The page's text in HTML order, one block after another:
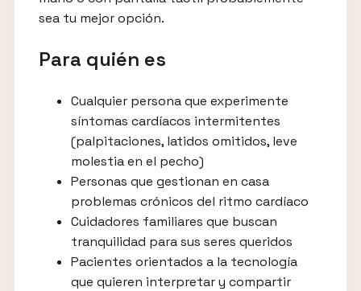
sea tu mejor opción.
Para quién es
Cualquier persona que experimente
síntomas cardíacos intermitentes
(palpitaciones, latidos omitidos, leve
molestia en el pecho)
Personas que gestionan en casa
problemas crónicos del ritmo cardíaco
Cuidadores familiares que buscan
tranquilidad para sus seres queridos
Pacientes orientados a la tecnología
que quieren interpretar y compartir